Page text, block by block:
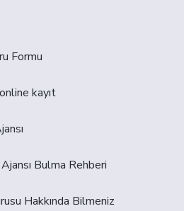
Formu
kayıt
Bulma Rehberi
Hakkında Bilmeniz